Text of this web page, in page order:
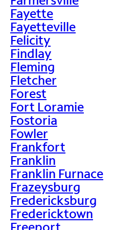
Fayette
Fayetteville
Felicity
Findlay
Fleming
Fletcher
Forest
Fort Loramie
Fostoria
Fowler
Frankfort
Franklin
Franklin Furnace
Frazeysburg
Fredericksburg
Fredericktown
Freeport